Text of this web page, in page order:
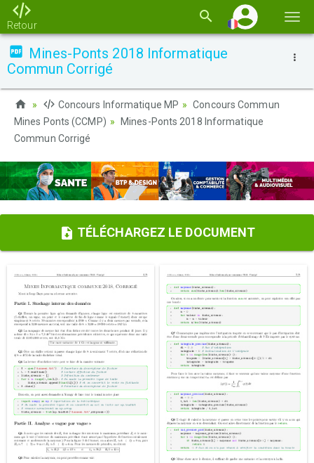
la
Retour
Mines-Ponts 2018 Informatique
Commun Corrigé
Concours Informatique MP
Concours Commun
Mines Ponts (CCMP)
Mines-Ponts 2018 Informatique
Commun Corrigé
TÉLÉCHARGEZ LE DOCUMENT